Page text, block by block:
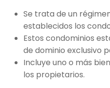
Se trata de un
establecidos los
Estos condominios
de dominio exclusivo
Incluye uno o más
los propietarios.